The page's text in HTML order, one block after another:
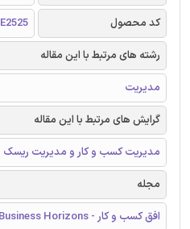
کد محصول
E2525
رشته های مرتبط با این مقاله
مدیریت
گرایش های مرتبط با این مقاله
مدیریت کسب و کار و مدیریت ریسک
مجله
افق کسب و کار - Business Horizons